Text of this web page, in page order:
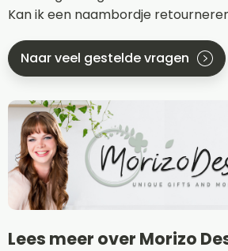
Kan ik een naambordje
Naar veel gestelde vragen
Lees meer over Morizo